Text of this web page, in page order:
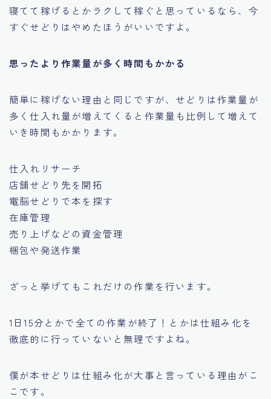
寝てて稼げるとかラクして稼ぐと思っているなら、今
すぐせどりはやめたほうがいいですよ。
思ったより作業量が多く時間もかかる
簡単に稼げない理由と同じですが、せどりは作業量が
多く仕入れ量が増えてくると作業量も比例して増えて
いき時間もかかります。
仕入れリサーチ
店舗せどり先を開拓
電脳せどりで本を探す
在庫管理
売り上げなどの資金管理
梱包や発送作業
ざっと挙げてもこれだけの作業を行います。
1日15分とかで全ての作業が終了！とかは仕組み化を
徹底的に行っていないと無理ですよね。
僕が本せどりは仕組み化が大事と言っている理由がこ
こです。